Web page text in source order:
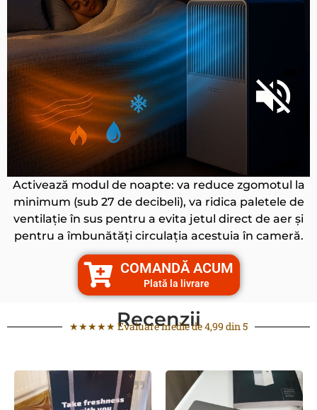
Activează modul de noapte: va reduce zgomotul la
minimum (sub 27 de decibeli), va ridica paletele de
ventilație în sus pentru a evita jetul direct de aer și
pentru a îmbunătăți circulația acestuia în cameră.
COMANDĂ ACUM
Plată la livrare
Recenzii
★★★★★ Evaluare medie de 4,99 din 5